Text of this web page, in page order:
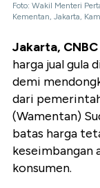
Foto: Wakil Menteri
Kementan, Jakarta,
Jakarta,
harga jual gula
demi
dari
(Wamentan)
batas harga
keseimbangan
konsumen.